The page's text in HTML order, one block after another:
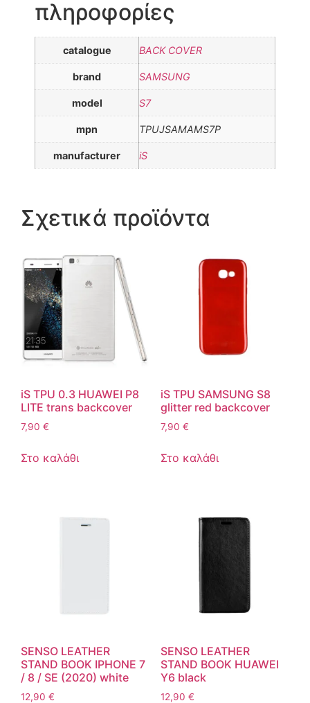
πληροφορίες
catalogue BACK COVER
brand SAMSUNG
model S7
mpn TPUJSAMAMS7P
manufacturer iS
Σχετικά προϊόντα
iS TPU 0.3 HUAWEI P8
LITE trans backcover
7,90 €
Στο καλάθι
iS TPU SAMSUNG S8
glitter red backcover
7,90 €
Στο καλάθι
SENSO LEATHER
STAND BOOK IPHONE 7
/ 8 / SE (2020) white
12,90 €
SENSO LEATHER
STAND BOOK HUAWEI
Y6 black
12,90 €